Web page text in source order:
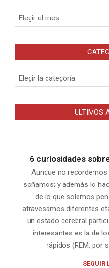
Archivos
Categorias
ULTIMOS
6 curiosidades
Aunque no
soñamos; y además lo
de lo que solemos
atravesamos diferentes
un estado cerebral
interesantes es la de
rápidos (REM, por
SEGUIR